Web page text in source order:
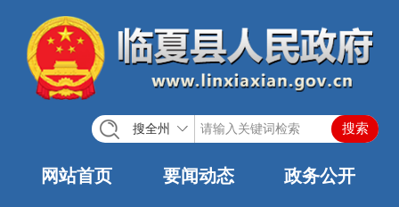
搜全州
网站首页 要闻动态 政务公开